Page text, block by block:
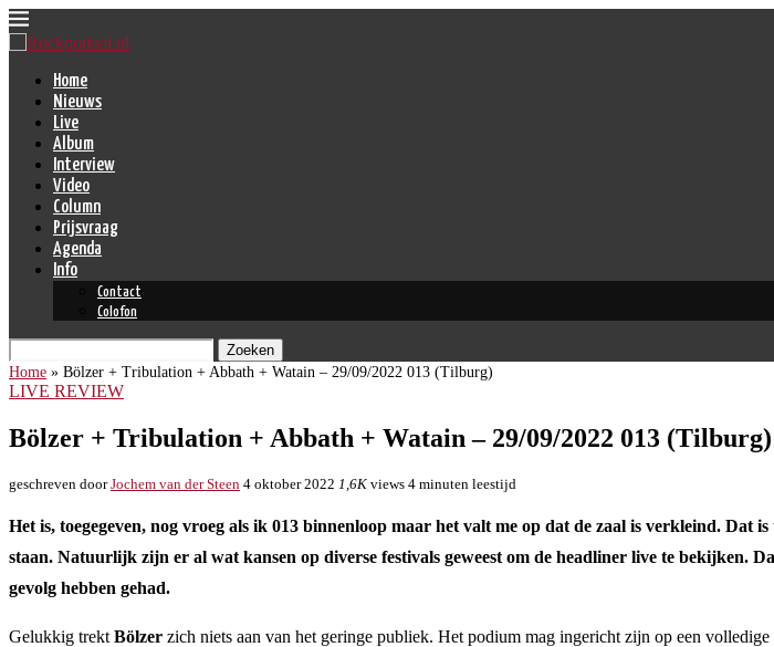
Home
Nieuws
Live
Album
Interview
Video
Column
Prijsvraag
Agenda
Info
Contact
Colofon
Zoeken
Home » Bölzer + Tribulation + Abbath + Watain – 29/09/2022 013 (Tilburg)
LIVE REVIEW
Bölzer + Tribulation + Abbath + Watain – 29/09/2022 013 (Tilburg)
geschreven doorJochem van der Steen 4 oktober 2022 1,6K views 4 minuten leestijd
Het is, toegegeven, nog vroeg als ik 013 binnenloop maar het valt me op dat de zaal is verkleind.
staan. Natuurlijk zijn er al wat kansen op diverse festivals geweest om de headliner live te bekijken.
gevolg hebben gehad.
Gelukkig trekt Bölzer zich niets aan van het geringe publiek. Het podium mag ingericht zijn op een